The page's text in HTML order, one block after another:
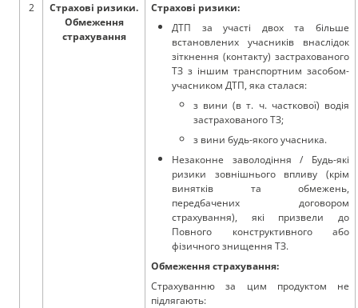
2
Страхові ризики.
Обмеження
страхування
Страхові ризики:
ДТП за участі двох та більше
встановлених учасників внаслідок
зіткнення (контакту) застрахованого
ТЗ з іншим транспортним засобом-
учасником ДТП, яка сталася:
з вини (в т. ч. часткової) водія
застрахованого ТЗ;
з вини будь-якого учасника.
Незаконне заволодіння / Будь-які
ризики зовнішнього впливу (крім
винятків та обмежень,
передбачених договором
страхування), які призвели до
Повного конструктивного або
фізичного знищення ТЗ.
Обмеження страхування:
Страхуванню за цим продуктом не
підлягають: